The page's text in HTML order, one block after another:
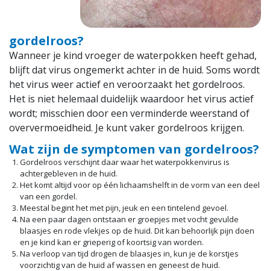
vacatures
gordelroos?
Wanneer je kind vroeger de waterpokken heeft gehad,
blijft dat virus ongemerkt achter in de huid. Soms wordt
het virus weer actief en veroorzaakt het gordelroos.
Het is niet helemaal duidelijk waardoor het virus actief
wordt; misschien door een verminderde weerstand of
oververmoeidheid. Je kunt vaker gordelroos krijgen.
Wat zijn de symptomen van gordelroos?
Gordelroos verschijnt daar waar het waterpokkenvirus is
achtergebleven in de huid.
Het komt altijd voor op één lichaamshelft in de vorm van een deel
van een gordel.
Meestal begint het met pijn, jeuk en een tintelend gevoel.
Na een paar dagen ontstaan er groepjes met vocht gevulde
blaasjes en rode vlekjes op de huid. Dit kan behoorlijk pijn doen
en je kind kan er grieperig of koortsig van worden.
Na verloop van tijd drogen de blaasjes in, kun je de korstjes
voorzichtig van de huid af wassen en geneest de huid.